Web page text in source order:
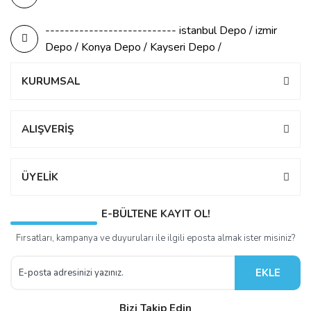
--------------------------- istanbul Depo / izmir
Depo / Konya Depo / Kayseri Depo /
KURUMSAL
ALIŞVERİŞ
ÜYELİK
E-BÜLTENE KAYIT OL!
Fırsatları, kampanya ve duyuruları ile ilgili eposta almak ister misiniz?
EKLE
Bizi Takip Edin